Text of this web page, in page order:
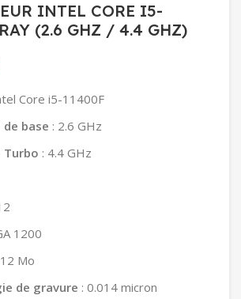
INTEL CORE I5-
(2.6 GHZ / 4.4 GHZ)
Core i5-11400F
de base : 2.6 GHz
Turbo : 4.4 GHz
1200
Mo
de gravure : 0.014 micron